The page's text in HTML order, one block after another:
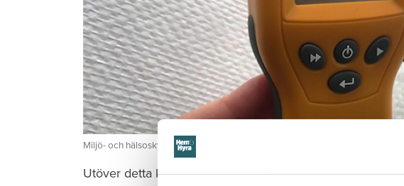
Miljö- och hälsoskyddsinspektörens fuktmätare visar 38,1 procent vid en
Utöver detta klagar hyresgästerna på en rad andra